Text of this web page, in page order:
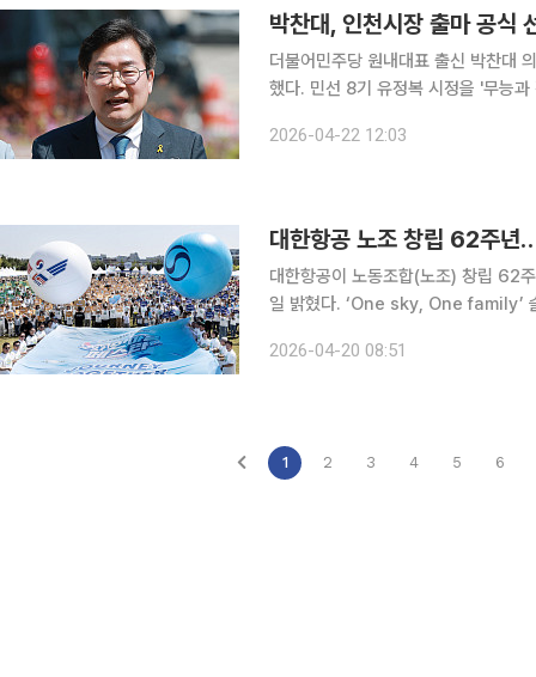
박찬대, 인천시장 출마 공
더불어민주당 원내대표 출신 박찬대
했다. 민선 8기 유정복 시정을 '무능과
을 열고 "인천을 위해 남김없이 쏟아
2026-04-22 12:03
대한항공 노조 창립 62주년
대한항공이 노동조합(노조) 창립 62
일 밝혔다. ‘One sky, One family’ 슬로건으로 열린 행사에는 대한항공과 아시아나항공 임직원
2026-04-20 08:51
1 2 3 4 5 6